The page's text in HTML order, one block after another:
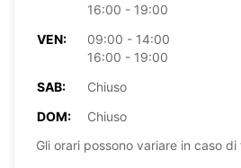
16:00 - 19:00
VEN:
09:00 - 14:00
16:00 - 19:00
SAB:
Chiuso
DOM:
Chiuso
Gli orari possono variare in caso